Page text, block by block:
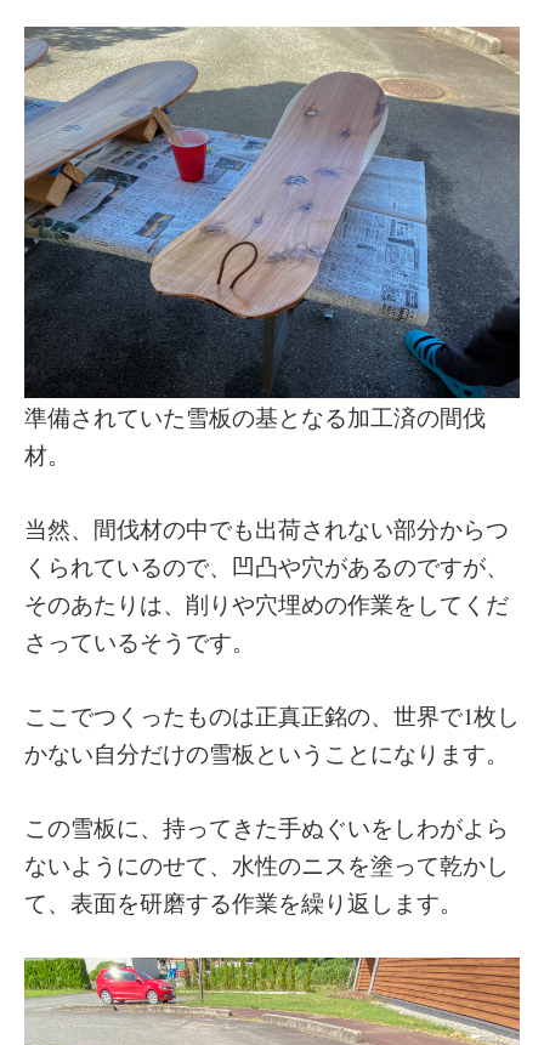
準備されていた雪板の基となる加工済の間伐
材。
当然、間伐材の中でも出荷されない部分からつ
くられているので、凹凸や穴があるのですが、
そのあたりは、削りや穴埋めの作業をしてくだ
さっているそうです。
ここでつくったものは正真正銘の、世界で1枚し
かない自分だけの雪板ということになります。
この雪板に、持ってきた手ぬぐいをしわがよら
ないようにのせて、水性のニスを塗って乾かし
て、表面を研磨する作業を繰り返します。